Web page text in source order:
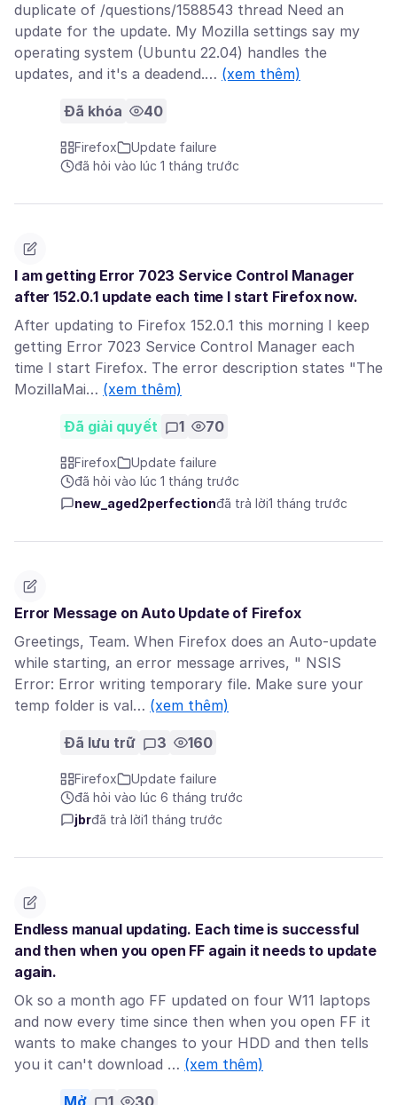
duplicate of /questions/1588543 thread Need an
update for the update. My Mozilla settings say my
operating system (Ubuntu 22.04) handles the
updates, and it's a deadend.… (xem thêm)
Đã khóa 40
Firefox
Update failure
đã hỏi vào lúc 1 tháng trước
I am getting Error 7023 Service Control Manager
after 152.0.1 update each time I start Firefox now.
After updating to Firefox 152.0.1 this morning I keep
getting Error 7023 Service Control Manager each
time I start Firefox. The error description states "The
MozillaMai… (xem thêm)
Đã giải quyết 1 70
Firefox
Update failure
đã hỏi vào lúc 1 tháng trước
new_aged2perfectionđã trả lời1 tháng trước
Error Message on Auto Update of Firefox
Greetings, Team. When Firefox does an Auto-update
while starting, an error message arrives, " NSIS
Error: Error writing temporary file. Make sure your
temp folder is val… (xem thêm)
Đã lưu trữ 3 160
Firefox
Update failure
đã hỏi vào lúc 6 tháng trước
jbrđã trả lời1 tháng trước
Endless manual updating. Each time is successful
and then when you open FF again it needs to update
again.
Ok so a month ago FF updated on four W11 laptops
and now every time since then when you open FF it
wants to make changes to your HDD and then tells
you it can't download … (xem thêm)